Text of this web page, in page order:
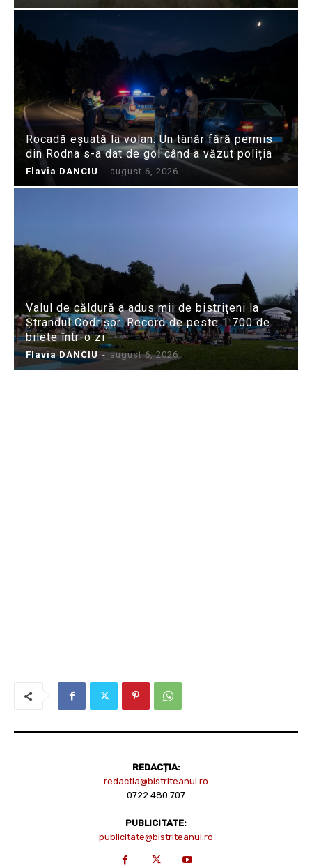
Rocadă eșuată la volan: Un tânăr fără permis
din Rodna s-a dat de gol când a văzut poliția
Flavia DANCIU - august 6, 2026
Valul de căldură a adus mii de bistrițeni la
Ștrandul Codrișor. Record de peste 1.700 de
bilete într-o zi
Flavia DANCIU - august 6, 2026
REDACȚIA:
redactia@bistriteanul.ro
0722.480.707
PUBLICITATE:
publicitate@bistriteanul.ro